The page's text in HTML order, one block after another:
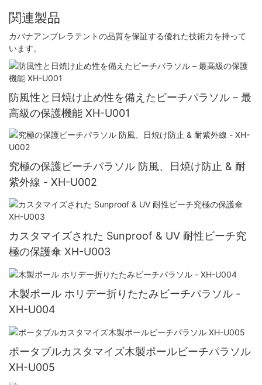
関連製品
カバナアンブレラテントの品質を保証する優れた技術力を持って
います。
防風性と日焼け止め性を備えたビーチパラソル – 最
高級の保護機能 XH-U001
究極の保護ビーチパラソル 防風、日焼け防止 & 耐
紫外線 - XH-U002
カスタマイズされた Sunproof & UV 耐性ビーチ究
極の保護傘 XH-U003
木製ポール ホリデー折りたたみビーチパラソル -
XH-U004
ポータブルカスタマイズ木製ポールビーチパラソル
XH-U005